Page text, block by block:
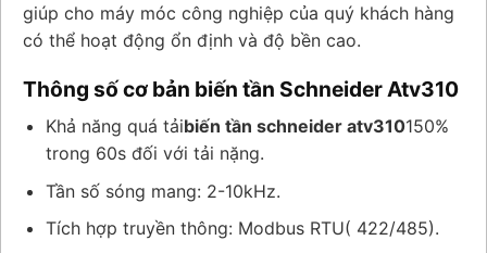
giúp cho máy móc công nghiệp của quý khách hàng
có thể hoạt động ổn định và độ bền cao.
Thông số cơ bản biến tần Schneider Atv310
Khả năng quá tảibiến tần schneider atv310150%
trong 60s đối với tải nặng.
Tần số sóng mang: 2-10kHz.
Tích hợp truyền thông: Modbus RTU( 422/485).